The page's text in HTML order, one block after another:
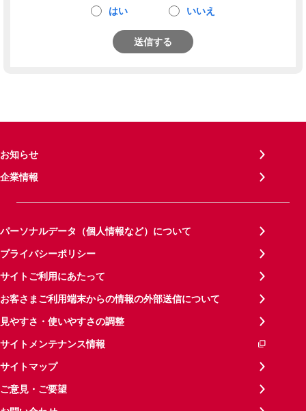
はい いいえ
送信する
お知らせ
企業情報
パーソナルデータ（個人情報など）について
プライバシーポリシー
サイトご利用にあたって
お客さまご利用端末からの情報の外部送信について
見やすさ・使いやすさの調整
サイトメンテナンス情報
サイトマップ
ご意見・ご要望